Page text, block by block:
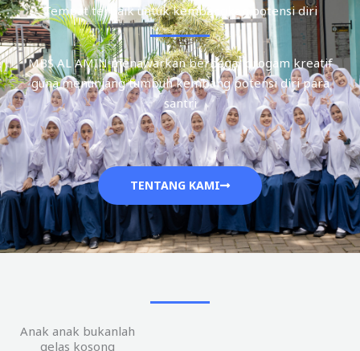
Tempat terbaik untuk kembangkan potensi diri
MBS AL AMIN menawarkan berbagai progam kreatif
guna menunjang tumbuh kembang potensi diri para
santri
TENTANG KAMI
Anak anak bukanlah
gelas kosong